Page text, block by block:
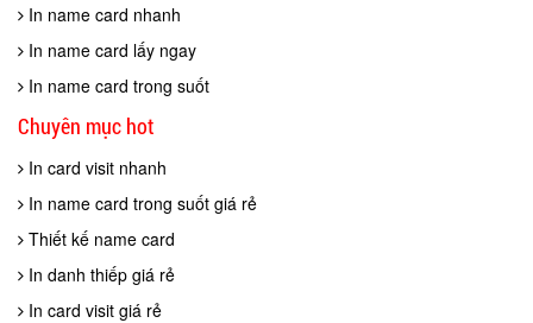
In name card nhanh
In name card lấy ngay
In name card trong suốt
Chuyên mục hot
In card visit nhanh
In name card trong suốt giá rẻ
Thiết kế name card
In danh thiếp giá rẻ
In card visit giá rẻ